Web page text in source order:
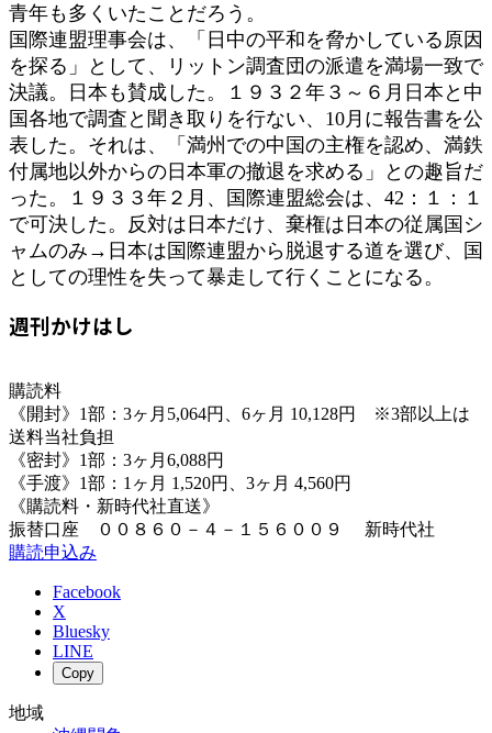
青年も多くいたことだろう。
国際連盟理事会は、「日中の平和を脅かしている原因
を探る」として、リットン調査団の派遣を満場一致で
決議。日本も賛成した。１９３２年３～６月日本と中
国各地で調査と聞き取りを行ない、10月に報告書を公
表した。それは、「満州での中国の主権を認め、満鉄
付属地以外からの日本軍の撤退を求める」との趣旨だ
った。１９３３年２月、国際連盟総会は、42：１：１
で可決した。反対は日本だけ、棄権は日本の従属国シ
ャムのみ→日本は国際連盟から脱退する道を選び、国
としての理性を失って暴走して行くことになる。
週刊かけはし
購読料
《開封》1部：3ヶ月5,064円、6ヶ月 10,128円 ※3部以上は
送料当社負担
《密封》1部：3ヶ月6,088円
《手渡》1部：1ヶ月 1,520円、3ヶ月 4,560円
《購読料・新時代社直送》
振替口座 ００８６０－４－１５６００９ 新時代社
購読申込み
Facebook
X
Bluesky
LINE
Copy
地域